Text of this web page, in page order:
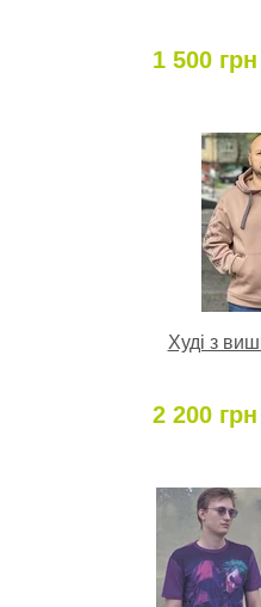
1 500 грн
Худі з
2 200 грн